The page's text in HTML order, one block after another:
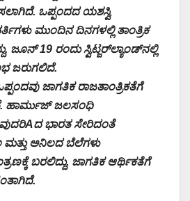
ಒಪ್ಪಂದದ ಯಶಸ್ವಿ
ಮುಂದಿನ ದಿನಗಳಲ್ಲಿ ತಾಂತ್ರಿಕ
ಜೂನ್ 19 ರಂದು ಸ್ವಿಟ್ಜರ್‌ಲ್ಯಾಂಡ್‌ನಲ್ಲಿ
ಜರುಗಲಿದೆ.
ಜಾಗತಿಕ ರಾಜತಾಂತ್ರಿಕತೆಗೆ
ಹಾರ್ಮುಜ್ ಜಲಸಂಧಿ
ಭಾರತ ಸೇರಿದಂತೆ
ಮತ್ತು ಅನಿಲದ ಬೆಲೆಗಳು
ಬರಲಿದ್ದು, ಜಾಗತಿಕ ಆರ್ಥಿಕತೆಗೆ